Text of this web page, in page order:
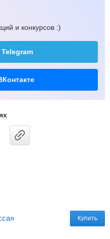
и конкурсов :)
Купить